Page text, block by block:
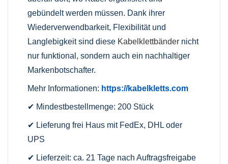
gebündelt werden müssen. Dank ihrer
Wiederverwendbarkeit, Flexibilität und
Langlebigkeit sind diese Kabelklettbänder nicht
nur funktional, sondern auch ein nachhaltiger
Markenbotschafter.
Mehr Informationen: https://kabelkletts.com
✔ Mindestbestellmenge: 200 Stück
✔ Lieferung frei Haus mit FedEx, DHL oder
UPS
✔ Lieferzeit: ca. 21 Tage nach Auftragsfreigabe